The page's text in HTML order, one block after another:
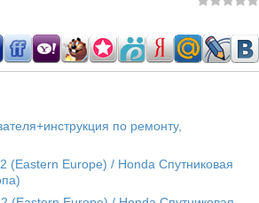
по ремонту,
(Eastern Europe) / Honda Спутниковая